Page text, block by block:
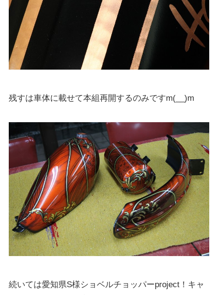
残すは車体に載せて本組再開するのみですm(__)m
続いては愛知県S様ショベルチョッパーproject！キャ